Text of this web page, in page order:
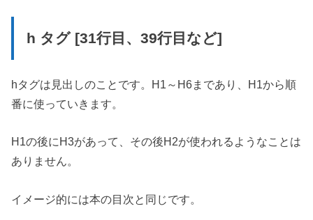
h タグ [31行目、39行目など]
hタグは見出しのことです。H1～H6まであり、H1から順
番に使っていきます。
H1の後にH3があって、その後H2が使われるようなことは
ありません。
イメージ的には本の目次と同じです。